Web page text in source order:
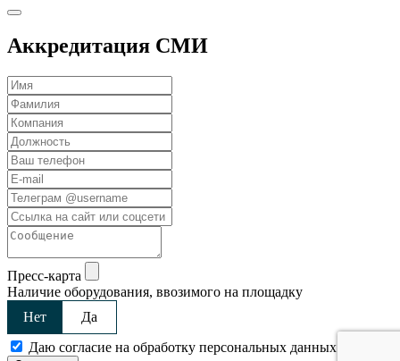
Аккредитация СМИ
Пресс-карта
Наличие оборудования, ввозимого на площадку
Нет
Да
Даю согласие на обработку персональных данных